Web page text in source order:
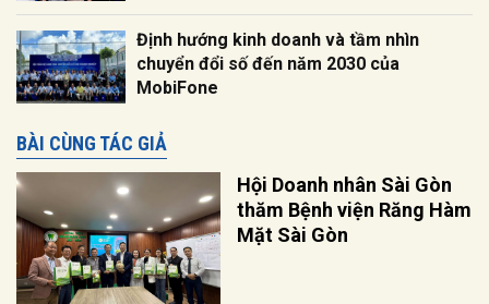
Định hướng kinh doanh và tầm nhìn
chuyển đổi số đến năm 2030 của
MobiFone
BÀI CÙNG TÁC GIẢ
Hội Doanh nhân Sài Gòn
thăm Bệnh viện Răng Hàm
Mặt Sài Gòn